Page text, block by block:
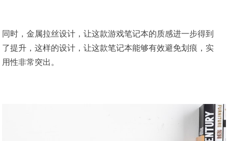
同时，金属拉丝设计，让这款游戏笔记本的质感进一步得到
了提升，这样的设计，让这款笔记本能够有效避免划痕，实
用性非常突出。